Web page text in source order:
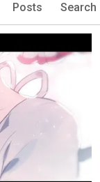
Posts Search